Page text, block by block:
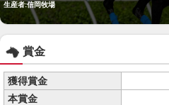
生産者:信岡牧場
賞金
獲得賞金
本賞金